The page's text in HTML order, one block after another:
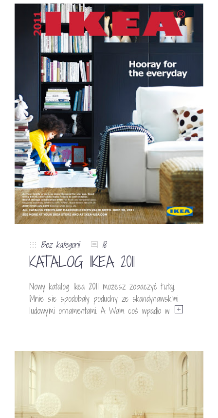
Bez kategorii 18
KATALOG IKEA 2011
Nowy katalog Ikea 2011 możesz zobaczyć tutaj.
Mnie sie spodobały poduchy ze skandynawskimi
ludowymi ornamentami. A Wam coś wpadło w